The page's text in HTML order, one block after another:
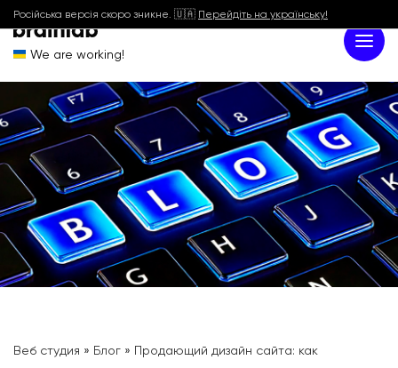
Російська версія скоро зникне. 🇺🇦 Перейдіть на українську!
We are working!
Веб студия » Блог » Продающий дизайн сайта: как